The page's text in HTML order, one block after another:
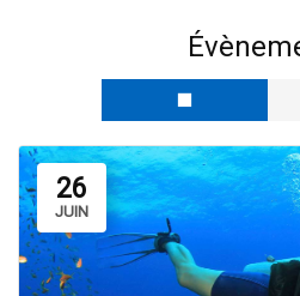
26
JUIN